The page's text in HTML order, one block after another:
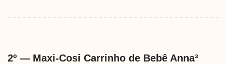
2º — Maxi-Cosi Carrinho de Bebê Anna³